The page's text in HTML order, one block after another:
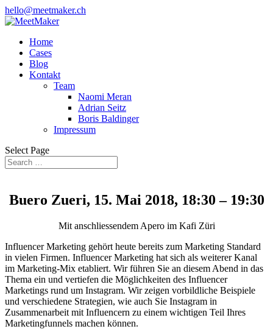
hello@meetmaker.ch
Home
Cases
Blog
Kontakt
Team
Naomi Meran
Adrian Seitz
Boris Baldinger
Impressum
Select Page
Buero Zueri, 15. Mai 2018, 18:30 – 19:30
Mit anschliessendem Apero im Kafi Züri
Influencer Marketing gehört heute bereits zum Marketing Standard
in vielen Firmen. Influencer Marketing hat sich als weiterer Kanal
im Marketing-Mix etabliert. Wir führen Sie an diesem Abend in das
Thema ein und vertiefen die Möglichkeiten des Influencer
Marketings rund um Instagram. Wir zeigen vorbildliche Beispiele
und verschiedene Strategien, wie auch Sie Instagram in
Zusammenarbeit mit Influencern zu einem wichtigen Teil Ihres
Marketingfunnels machen können.